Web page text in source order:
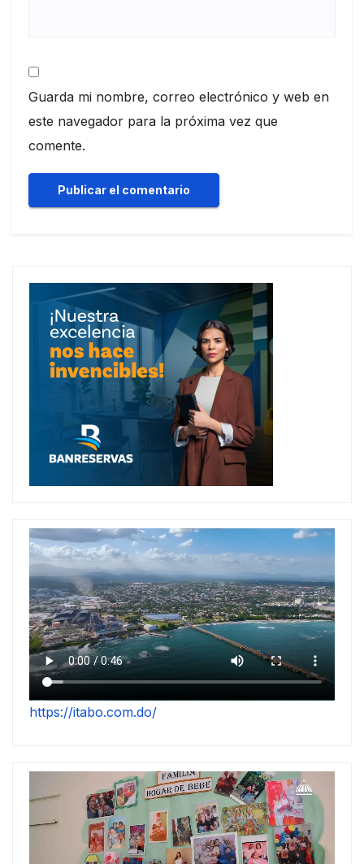
Guarda mi nombre, correo electrónico y web en
este navegador para la próxima vez que
comente.
https://itabo.com.do/